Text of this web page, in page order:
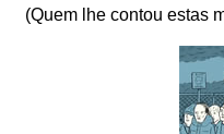
(Quem lhe contou estas